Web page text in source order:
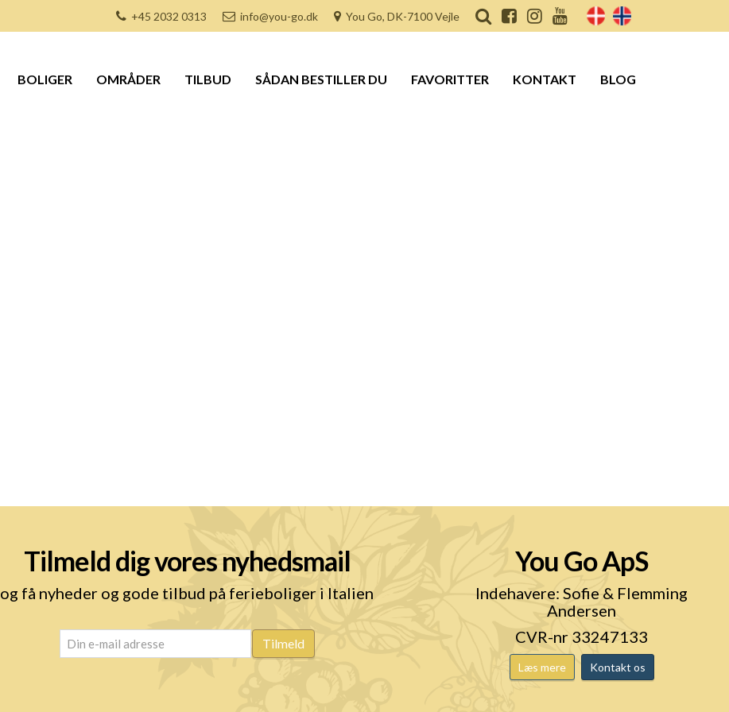
+45 2032 0313 info@you-go.dk You Go, DK-7100 Vejle
BOLIGER OMRÅDER TILBUD SÅDAN BESTILLER DU FAVORITTER KONTAKT BLOG
Tilmeld dig vores nyhedsmail
og få nyheder og gode tilbud på ferieboliger i Italien
email (Påkrævet) Tilmeld
You Go ApS
Indehavere: Sofie & Flemming
Andersen
CVR-nr 33247133
Læs mere Kontakt os